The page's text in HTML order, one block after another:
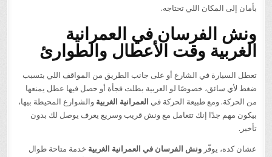
بأمان إلى المكان اللي تحتاجه.
ونش الفرسان في العمرانية
الغربية وقت الأعطال والطوارئ
تعطل السيارة في الشارع أو على جانب الطريق من المواقف اللي بتسبب
ضغط لأي سائق، خصوصًا لو العربية بطلت فجأة أو حصل فيها عطل يمنعها
من الحركة. ومع طبيعة الحركة في العمرانية الغربية والشوارع المحيطة بيها،
بيكون مهم جدًا إنك تتعامل مع ونش قريب وسريع يعرف يوصل لك بدون
تأخير.
عشان كده، يوفّرونش الفرسان في العمرانية الغربية خدمة متاحة طوال